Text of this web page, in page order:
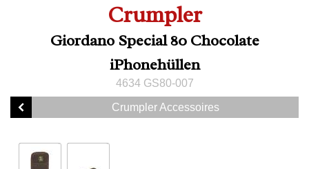
Crumpler
Giordano Special 80 Chocolate
iPhonehüllen
4634 GS80-007
Crumpler Accessoires